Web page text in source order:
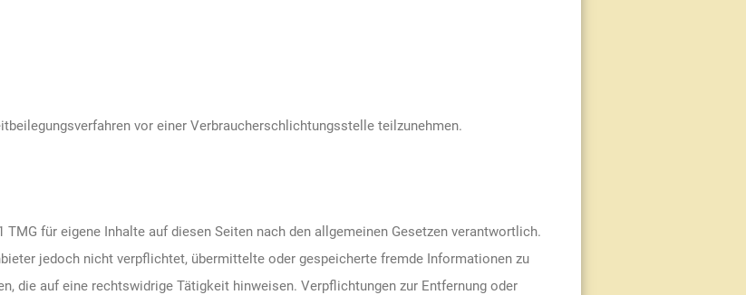
vor einer Verbraucherschlichtungsstelle teilzunehmen.
für eigene Inhalte auf diesen Seiten nach den allgemeinen Gesetzen verantwortlich.
jedoch nicht verpflichtet, übermittelte oder gespeicherte fremde Informationen zu
die auf eine rechtswidrige Tätigkeit hinweisen. Verpflichtungen zur Entfernung oder